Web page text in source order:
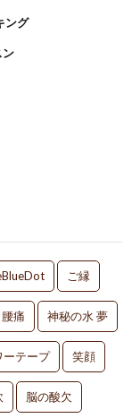
ング
ン
ご縁
腰痛 神秘の水 夢
ーテープ 笑顔
脳の酸欠